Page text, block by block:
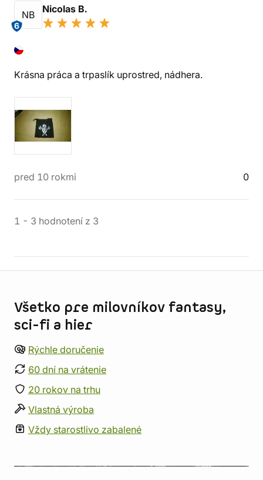
NB
6
Nicolas B.
Krásna práca a trpaslík uprostred, nádhera.
pred 10 rokmi 0
1 - 3 hodnotení z 3
Všetko pre milovníkov fantasy,
sci-fi a hier
Rýchle doručenie
60 dní na vrátenie
20 rokov na trhu
Vlastná výroba
Vždy starostlivo zabalené